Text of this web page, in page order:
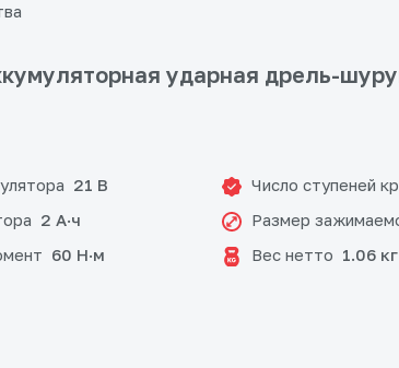
ударная дрель-
21 В
2 А·ч
60 Н·м
Число ступеней
Размер
Вес нетто 1.06 кг